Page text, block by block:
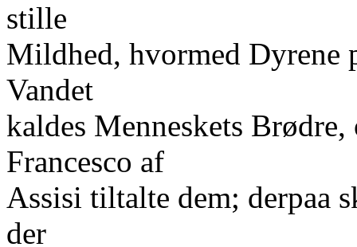
stille
Mildhed, hvormed Dyrene
Vandet
kaldes Menneskets
Francesco af
Assisi tiltalte dem; derpaa
der